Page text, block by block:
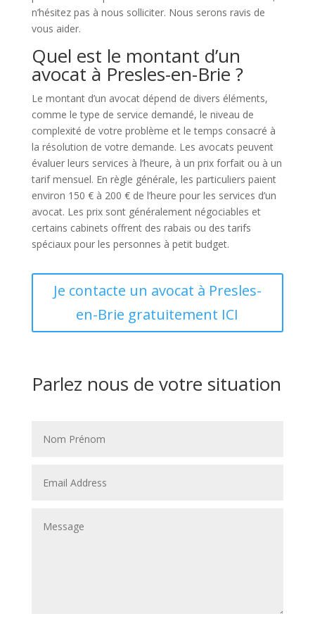
n’hésitez pas à nous solliciter. Nous serons ravis de
vous aider.
Quel est le montant d’un
avocat à Presles-en-Brie ?
Le montant d’un avocat dépend de divers éléments,
comme le type de service demandé, le niveau de
complexité de votre problème et le temps consacré à
la résolution de votre demande. Les avocats peuvent
évaluer leurs services à l’heure, à un prix forfait ou à un
tarif mensuel. En règle générale, les particuliers paient
environ 150 € à 200 € de l’heure pour les services d’un
avocat. Les prix sont généralement négociables et
certains cabinets offrent des rabais ou des tarifs
spéciaux pour les personnes à petit budget.
Je contacte un avocat à Presles-
en-Brie gratuitement ICI
Parlez nous de votre situation